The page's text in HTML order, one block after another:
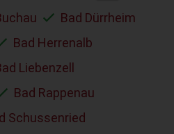
Bad Dürrheim
Bad Herrenalb
Liebenzell
Bad Rappenau
Schussenried